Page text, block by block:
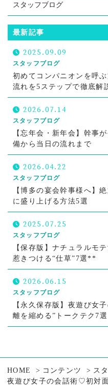
スタッフブログ
最新記事
2025.09.09
スタッフブログ
初めてコンパニオンを呼
流れを5ステップで徹底解
2026.07.14
スタッフブログ
【忘年会・新年会】幹事
備から当日の流れまで
2026.04.22
スタッフブログ
【博多の宴会幹事様へ】
に盛り上げる方法5選
2025.07.25
スタッフブログ
【保存版】ナチュラルモ
惹きつける“仕草”7選**
2026.06.15
スタッフブログ
【永久保存版】夜遊び女
離を縮める”トークテク7選
HOME コンテンツ ス
夜遊び女子の会話術♡初対